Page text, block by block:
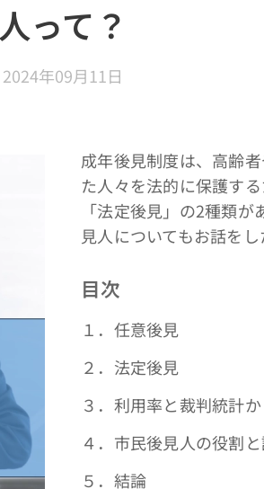
人って？
2024年09月11日
成年後見制度は、高齢
た人々を法的に保護す
「法定後見」の2種類
見人についてもお話を
目次
１．任意後見
２．法定後見
３．利用率と裁判統計
４．市民後見人の役割
５．結論